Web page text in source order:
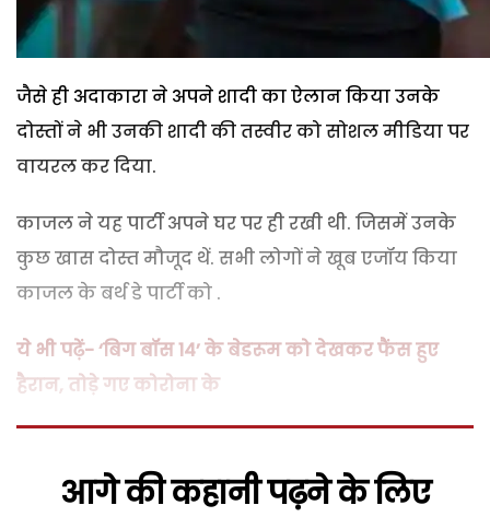
जैसे ही अदाकारा ने अपने शादी का ऐलान किया उनके
दोस्तों ने भी उनकी शादी की तस्वीर को सोशल मीडिया पर
वायरल कर दिया.
काजल ने यह पार्टी अपने घर पर ही रखी थी. जिसमें उनके
कुछ खास दोस्त मौजूद थें. सभी लोगों ने खूब एजॉय किया
काजल के बर्थ डे पार्टी को .
ये भी पढ़ें- ‘बिग बॉस 14’ के बेडरूम को देखकर फैंस हुए
हैरान, तोड़े गए कोरोना के
आगे की कहानी पढ़ने के लिए